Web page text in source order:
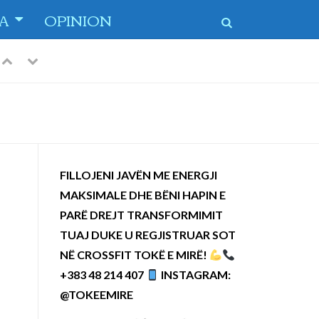
OPINION
PreviousNext
FILLOJENI JAVËN ME ENERGJI
MAKSIMALE DHE BËNI HAPIN E
PARË DREJT TRANSFORMIMIT
TUAJ DUKE U REGJISTRUAR SOT
NË CROSSFIT TOKË E MIRË!
+383 48 214 407
INSTAGRAM:
@TOKEEMIRE